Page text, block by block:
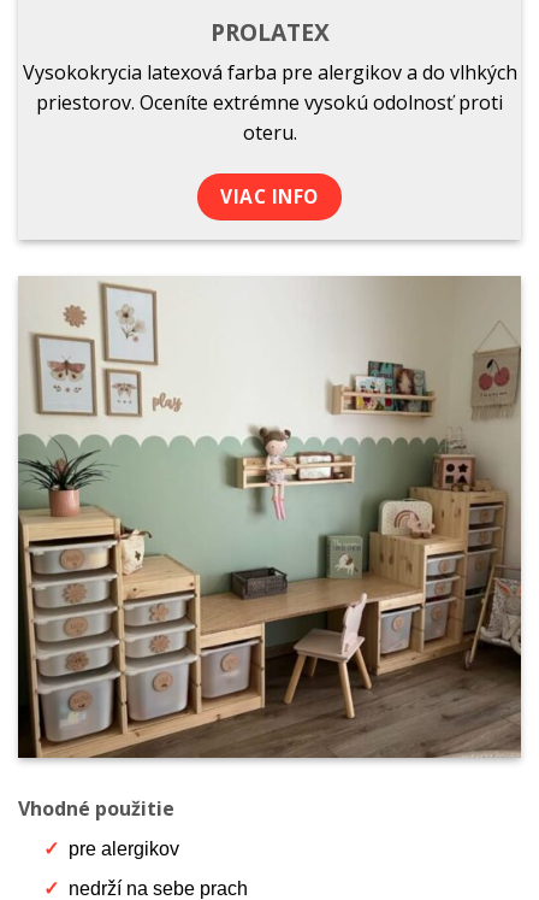
PROLATEX
Vysokokrycia latexová farba pre alergikov a do vlhkých
priestorov. Oceníte extrémne vysokú odolnosť proti
oteru.
VIAC INFO
Vhodné použitie
pre alergikov
nedrží na sebe prach